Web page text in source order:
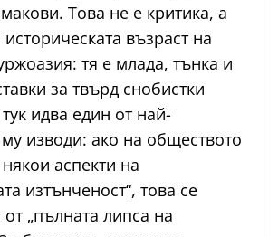
Това не е критика, а
възраст на
тя е млада, тънка и
за твърд снобистки
идва един от най-
изводи: ако на обществото
аспекти на
изтънченост“, това се
„пълната липса на